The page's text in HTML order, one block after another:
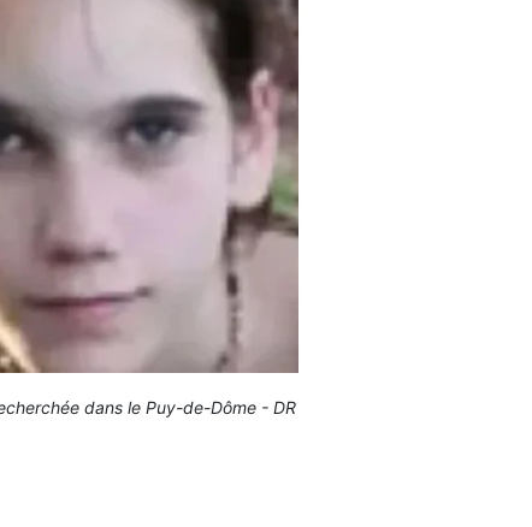
dans le Puy-de-Dôme - DR